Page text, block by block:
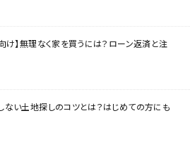
け】無理なく家を買うには？ローン返済と注
しない土地探しのコツとは？はじめての方にも